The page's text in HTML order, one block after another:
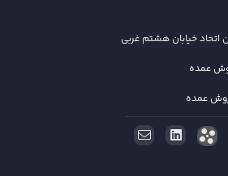
اتحاد خیابان هشتم غربی